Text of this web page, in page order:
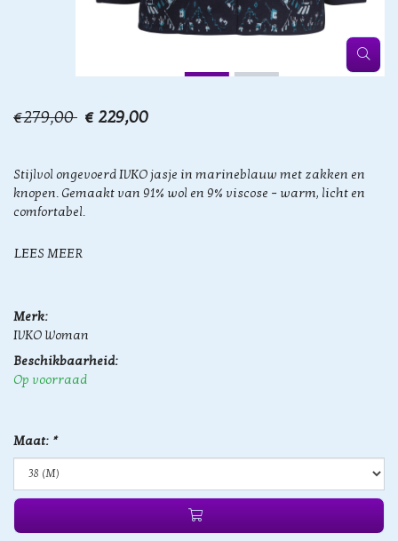
€279,00 € 229,00
Stijlvol ongevoerd IVKO jasje in marineblauw met zakken en
knopen. Gemaakt van 91% wol en 9% viscose – warm, licht en
comfortabel.
LEES MEER
Merk:
IVKO Woman
Beschikbaarheid:
Op voorraad
Maat: *